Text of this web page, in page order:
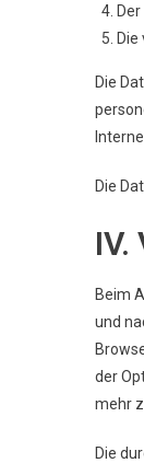
Die
Die
IV.
Beim
und
der
mehr
Die